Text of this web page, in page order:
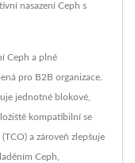
nasazení Ceph s
Ceph a plně
pro B2B organizace.
jednotné blokové,
kompatibilní se
a zároveň zlepšuje
Ceph,